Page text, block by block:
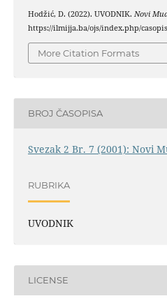
Hodžić, D. (2022). UVODNIK. Novi
https://ilmijja.ba/ojs/index.php/
More Citation Formats
BROJ ČASOPISA
Svezak 2 Br. 7 (2001): Novi
RUBRIKA
UVODNIK
LICENSE